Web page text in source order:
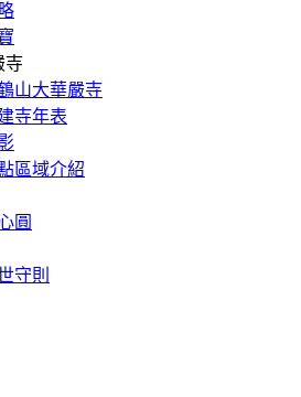
寺
山大華嚴寺
寺年表
區域介紹
圓
守則